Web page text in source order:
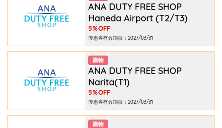
ANA DUTY FREE SHOP
Haneda Airport (T2/T3)
5％OFF
優惠券有效期限：2027/03/31
購物
ANA DUTY FREE SHOP
Narita(T1)
5％OFF
優惠券有效期限：2027/03/31
購物